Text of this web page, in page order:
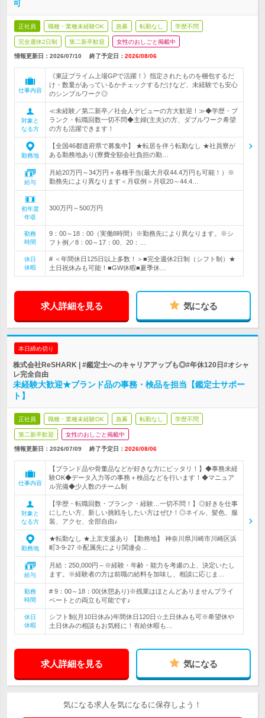
可
正社員 職種・業種未経験OK 急募 転勤なし 学歴不問
完全週休2日制 第二新卒歓迎 女性のおしごと掲載中
情報更新日：2026/07/10 終了予定日： 2026/08/06
仕事内容
《東証プライム上場GPで活躍！》指定されたものを梱包するだ
け・数量があっているかチェックするだけなど、未経験でも安心
のシンプルワーク◎
対象と
なる方
≪未経験／第二新卒／社会人デビューの方大歓迎！≫◆学歴・ブ
ランク・転職回数一切不問◆主婦(主夫)の方、ダブルワーク希望
の方も活躍できます！
勤務地
【全国46都道府県で募集中】 ★転居を伴う転勤なし ★社員寮が
ある勤務地あり(寮費全額会社負担の勤…
給与
月給20万円～34万円＋各種手当(最大月収44.4万円も可能！）※
勤務先により異なります＜月収例＞月収20～44.4…
初年度
年収
300万円～500万円
勤務
時間
9：00～18：00（実働8時間）※勤務先により異なります。※シ
フト例／8：00～17：00、20：…
休日
休暇
# ＜年間休日125日以上多数！＞■完全週休2日制（シフト制）★
土日祝休みも可能！■GW休暇■夏季休…
求人詳細を見る 気になる
本日締め切り
株式会社ReSHARK | #鑑定士へのキャリアアップも◎#年休120日#オシャ
レ完全自由
未経験大歓迎★ブランド品の事務・検品を担当【鑑定士サポー
ト】
正社員 職種・業種未経験OK 急募 転勤なし 学歴不問
第二新卒歓迎 女性のおしごと掲載中
情報更新日：2026/07/09 終了予定日： 2026/08/06
仕事内容
【ブランド品や骨董品などが好きな方にピッタリ！】◆事務未経
験OK◆データ入力等の事務＋検品などを行います！◆マニュア
ル完備◆少人数のチーム制
対象と
なる方
【学歴・転職回数・ブランク・経験…一切不問！】◎好きを仕事
にしたい方、新しい挑戦をしたい方はぜひ！◎ネイル、髪色、服
装、アクセ、全部自由♪
勤務地
★転勤なし ★上京支援あり 【勤務地】 神奈川県川崎市川崎区浜
町3-9-27 ※配属先により関連会…
給与
月給：250,000円～※経験・年齢・能力を考慮の上、決定いたし
ます。※経験者の方は前職の給料を加味し、相談に応じま…
勤務
時間
# 9：00～18：00(休憩あり)※残業はほとんどありませんプライ
ベートとの両立も可能です♪
休日
休暇
シフト制(月10日休み)年間休日120日☆土日休みも可※希望休や
土日休みの相談もお気軽に！有給休暇も…
求人詳細を見る 気になる
気になる求人を気になるに保存しよう！